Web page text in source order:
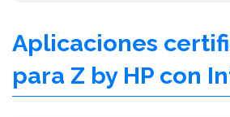
Aplicaciones
para Z by HP con